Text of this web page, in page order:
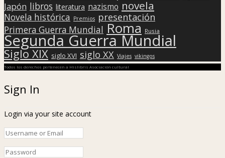
Japón libros literatura nazismo novela
Novela histórica Premios presentación
Primera Guerra Mundial Roma Rusia
Segunda Guerra Mundial
Siglo XIX siglo XVI siglo XX Viajes vikingos
Todos los derechos pertenecen a Hislibris Asociación cultural
Sign In
Login via your site account